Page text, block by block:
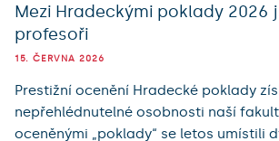
Mezi Hradeckými poklady 2026
profesoři
15. ČERVNA 2026
Prestižní ocenění Hradecké poklady
nepřehlédnutelné osobnosti naší
oceněnými „poklady“ se letos umístili